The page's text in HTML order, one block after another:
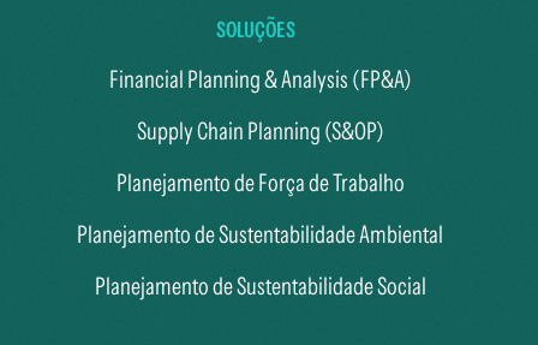
SOLUÇÕES
Financial Planning & Analysis (FP&A)
Supply Chain Planning (S&OP)
Planejamento de Força de Trabalho
Planejamento de Sustentabilidade Ambiental
Planejamento de Sustentabilidade Social